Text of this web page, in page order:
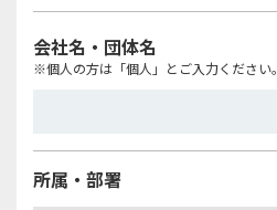
会社名・団体名
※個人の方は「個人」とご入力ください。
所属・部署